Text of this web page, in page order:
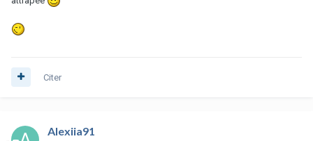
Citer
Alexiia91